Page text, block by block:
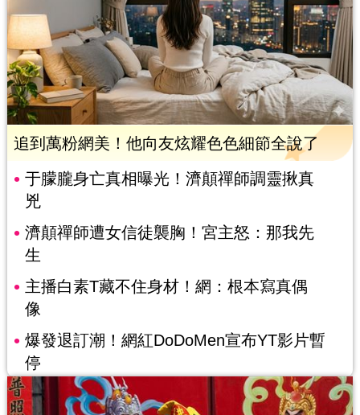
追到萬粉網美！他向友炫耀色色細節全說了
于朦朧身亡真相曝光！濟顛禪師調靈揪真
兇
濟顛禪師遭女信徒襲胸！宮主怒：那我先
生
主播白素T藏不住身材！網：根本寫真偶
像
爆發退訂潮！網紅DoDoMen宣布YT影片暫
停